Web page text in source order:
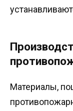
Материалы,